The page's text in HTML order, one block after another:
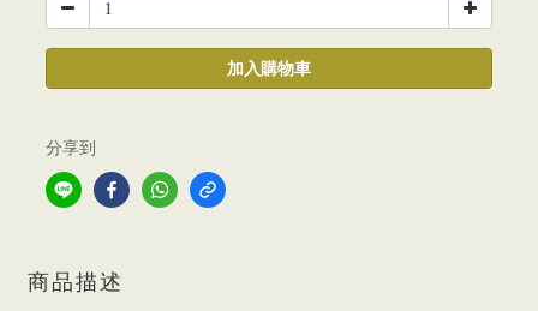
加入購物車
分享到
商品描述